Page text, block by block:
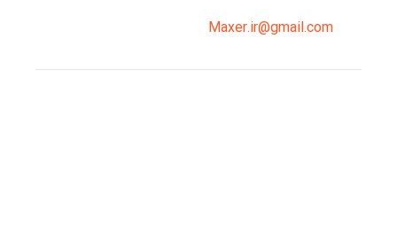
Maxer.ir@gmail.com